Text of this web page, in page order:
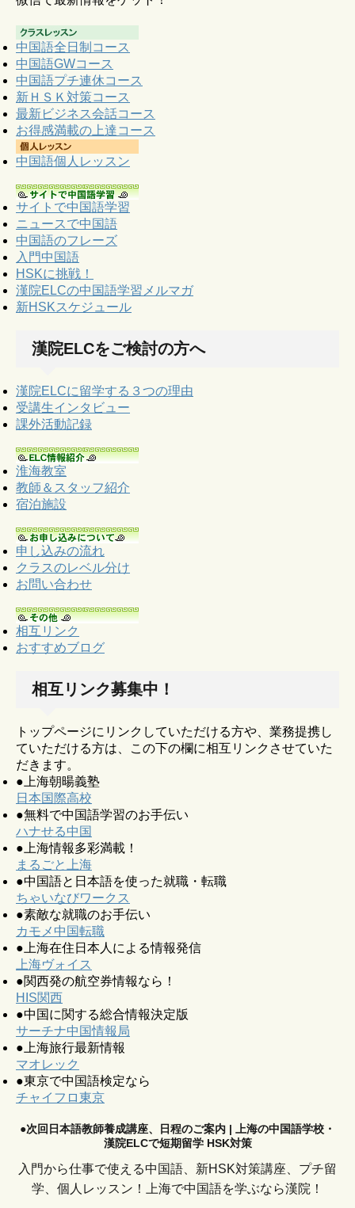
中国語全日制コース
中国語GWコース
中国語プチ連休コース
新ＨＳＫ対策コース
最新ビジネス会話コース
お得感満載の上達コース
中国語個人レッスン
サイトで中国語学習
ニュースで中国語
中国語のフレーズ
入門中国語
HSKに挑戦！
漢院ELCの中国語学習メルマガ
新HSKスケジュール
漢院ELCをご検討の方へ
漢院ELCに留学する３つの理由
受講生インタビュー
課外活動記録
淮海教室
教師＆スタッフ紹介
宿泊施設
申し込みの流れ
クラスのレベル分け
お問い合わせ
相互リンク
おすすめブログ
相互リンク募集中！
トップページにリンクしていただける方や、業務提携し
ていただける方は、この下の欄に相互リンクさせていた
だきます。
●上海朝暘義塾
日本国際高校
●無料で中国語学習のお手伝い
ハナせる中国
●上海情報多彩満載！
まるごと上海
●中国語と日本語を使った就職・転職
ちゃいなびワークス
●素敵な就職のお手伝い
カモメ中国転職
●上海在住日本人による情報発信
上海ヴォイス
●関西発の航空券情報なら！
HIS関西
●中国に関する総合情報決定版
サーチナ中国情報局
●上海旅行最新情報
マオレック
●東京で中国語検定なら
チャイフロ東京
●次回日本語教師養成講座、日程のご案内 | 上海の中国語学校・
漢院ELCで短期留学 HSK対策
入門から仕事で使える中国語、新HSK対策講座、プチ留
学、個人レッスン！上海で中国語を学ぶなら漢院！